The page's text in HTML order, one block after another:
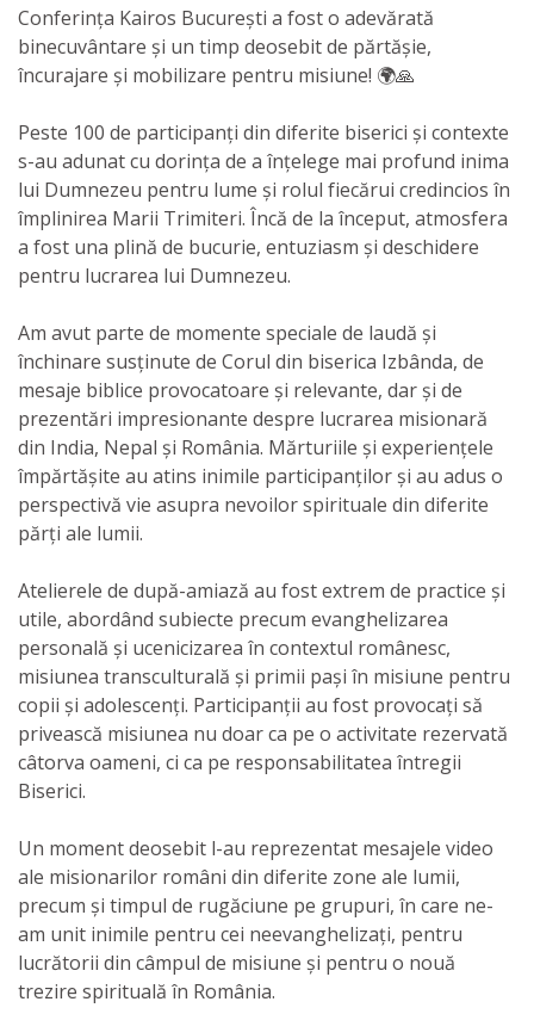
Conferința Kairos București a fost o adevărată
binecuvântare și un timp deosebit de părtășie,
încurajare și mobilizare pentru misiune! 🌍🙏
Peste 100 de participanți din diferite biserici și contexte
s-au adunat cu dorința de a înțelege mai profund inima
lui Dumnezeu pentru lume și rolul fiecărui credincios în
împlinirea Marii Trimiteri. Încă de la început, atmosfera
a fost una plină de bucurie, entuziasm și deschidere
pentru lucrarea lui Dumnezeu.
Am avut parte de momente speciale de laudă și
închinare susținute de Corul din biserica Izbânda, de
mesaje biblice provocatoare și relevante, dar și de
prezentări impresionante despre lucrarea misionară
din India, Nepal și România. Mărturiile și experiențele
împărtășite au atins inimile participanților și au adus o
perspectivă vie asupra nevoilor spirituale din diferite
părți ale lumii.
Atelierele de după-amiază au fost extrem de practice și
utile, abordând subiecte precum evanghelizarea
personală și ucenicizarea în contextul românesc,
misiunea transculturală și primii pași în misiune pentru
copii și adolescenți. Participanții au fost provocați să
privească misiunea nu doar ca pe o activitate rezervată
câtorva oameni, ci ca pe responsabilitatea întregii
Biserici.
Un moment deosebit l-au reprezentat mesajele video
ale misionarilor români din diferite zone ale lumii,
precum și timpul de rugăciune pe grupuri, în care ne-
am unit inimile pentru cei neevanghelizați, pentru
lucrătorii din câmpul de misiune și pentru o nouă
trezire spirituală în România.